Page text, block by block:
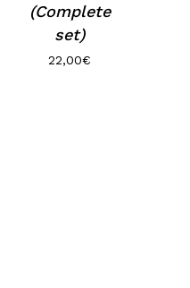
(Complete
set)
22,00€